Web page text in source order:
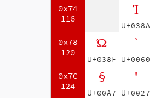
0x74
116
0x78
120
0x7C
124
Ί
U+038A
Ώ
U+038F
`
U+0060
§
U+00A7
'
U+0027